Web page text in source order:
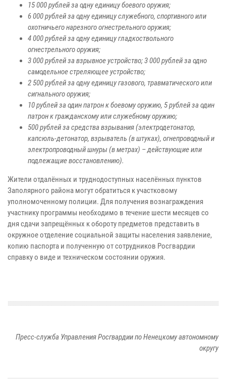
15 000 рублей за одну единицу боевого оружия;
6 000 рублей за одну единицу служебного, спортивного или
охотничьего нарезного огнестрельного оружия;
4 000 рублей за одну единицу гладкоствольного
огнестрельного оружия;
3 000 рублей за взрывное устройство; 3 000 рублей за одно
самодельное стреляющее устройство;
2 500 рублей за одну единицу газового, травматического или
сигнального оружия;
10 рублей за один патрон к боевому оружию, 5 рублей за один
патрон к гражданскому или служебному оружию;
500 рублей за средства взрывания (электродетонатор,
капсюль-детонатор, взрыватель (в штуках), огнепроводный и
электропроводный шнуры (в метрах) – действующие или
подлежащие восстановлению).
Жители отдалённых и труднодоступных населённых пунктов
Заполярного района могут обратиться к участковому
уполномоченному полиции. Для получения вознаграждения
участнику программы необходимо в течение шести месяцев со
дня сдачи запрещённых к обороту предметов представить в
окружное отделение социальной защиты населения заявление,
копию паспорта и полученную от сотрудников Росгвардии
справку о виде и техническом состоянии оружия.
Пресс-служба Управления Росгвардии по Ненецкому автономному
округу